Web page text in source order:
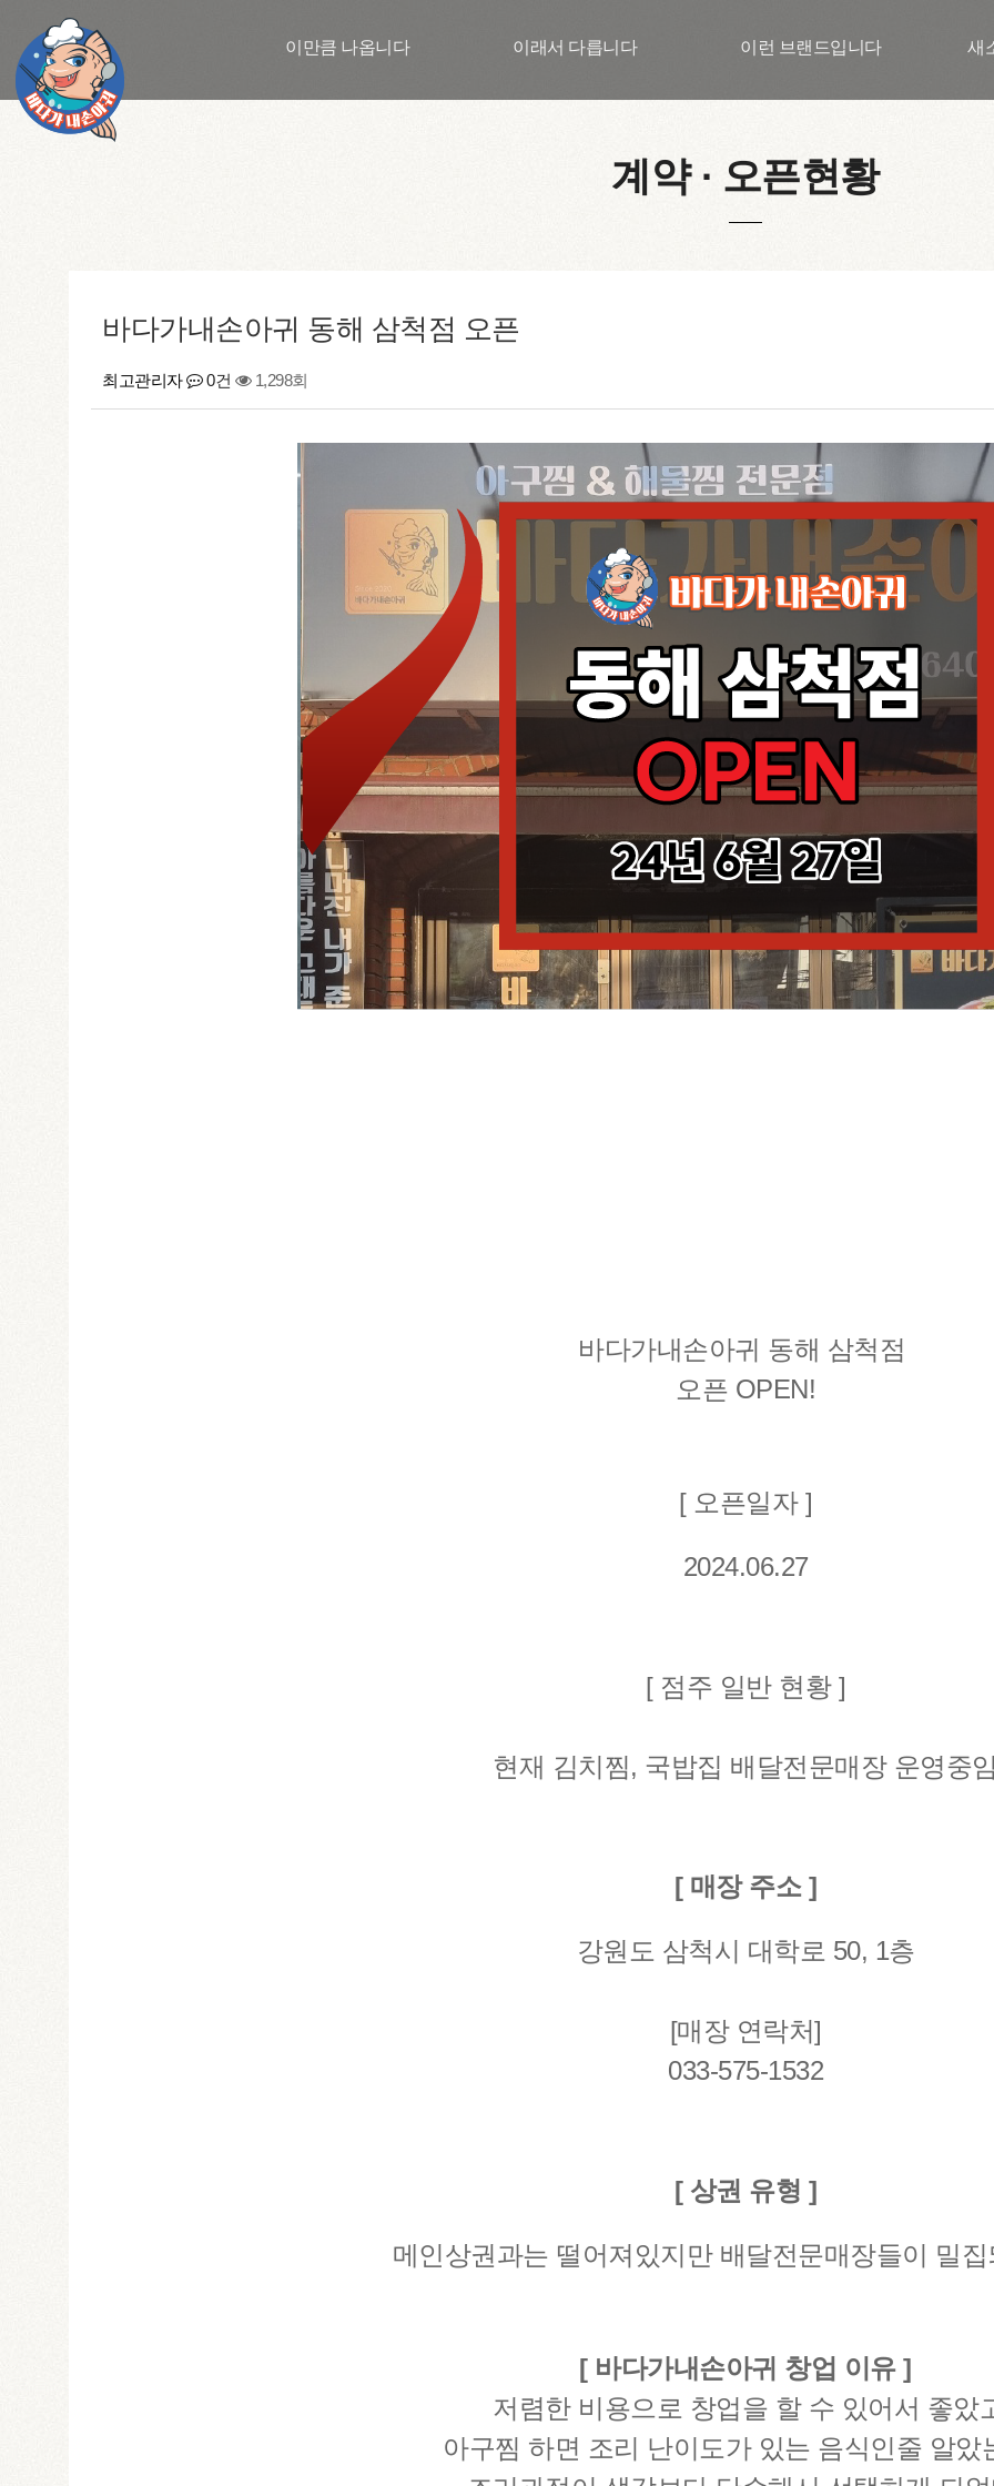
이만큼 나옵니다 이래서 다릅니다 이런 브랜드입니다 새
계약 ∙ 오픈현황
바다가내손아귀 동해 삼척점 오픈
최고관리자 0건 1,298회
바다가내손아귀 동해 삼척점
오픈 OPEN!
[ 오픈일자 ]
2024.06.27
[ 점주 일반 현황 ]
현재 김치찜, 국밥집 배달전문매장 운영중
[ 매장 주소 ]
강원도 삼척시 대학로 50, 1층
[매장 연락처]
033-575-1532
[ 상권 유형 ]
메인상권과는 떨어져있지만 배달전문매장들이 밀
[ 바다가내손아귀 창업 이유 ]
저렴한 비용으로 창업을 할 수 있어서 좋았
아구찜 하면 조리 난이도가 있는 음식인줄 알